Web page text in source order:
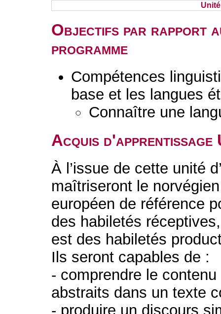
Objectifs par rapport
programme
Compétences
base et les langues
Connaître une
Acquis d'apprentissage
À l’issue de cette unité
maîtriseront le
européen de référence
des habiletés
est des habiletés
Ils seront capables de :
- comprendre le
abstraits dans un texte
- produire un discours